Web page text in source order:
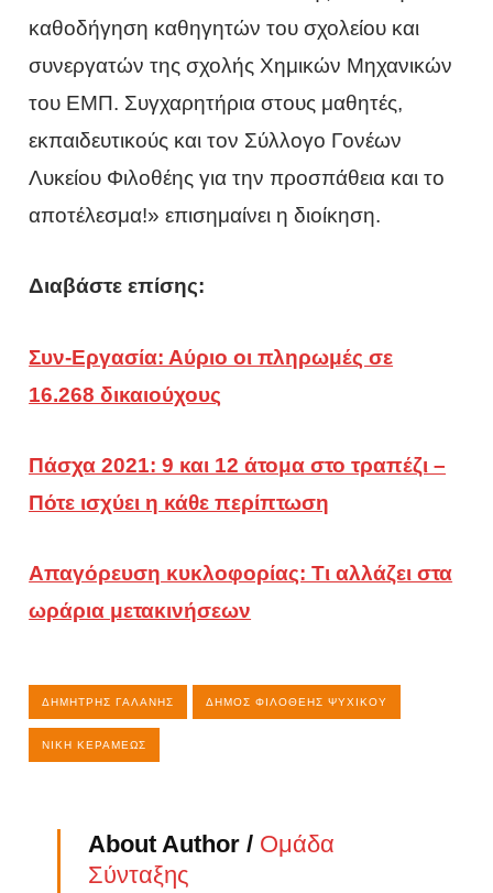
καθοδήγηση καθηγητών του σχολείου και
συνεργατών της σχολής Χημικών Μηχανικών
του ΕΜΠ. Συγχαρητήρια στους μαθητές,
εκπαιδευτικούς και τον Σύλλογο Γονέων
Λυκείου Φιλοθέης για την προσπάθεια και το
αποτέλεσμα!» επισημαίνει η διοίκηση.
Διαβάστε επίσης:
Συν-Εργασία: Αύριο οι πληρωμές σε
16.268 δικαιούχους
Πάσχα 2021: 9 και 12 άτομα στο τραπέζι –
Πότε ισχύει η κάθε περίπτωση
Απαγόρευση κυκλοφορίας: Τι αλλάζει στα
ωράρια μετακινήσεων
ΔΗΜΉΤΡΗΣ ΓΑΛΆΝΗΣ ΔΉΜΟΣ ΦΙΛΟΘΈΗΣ ΨΥΧΙΚΟΎ
ΝΊΚΗ ΚΕΡΑΜΈΩΣ
About Author / Ομάδα
Σύνταξης